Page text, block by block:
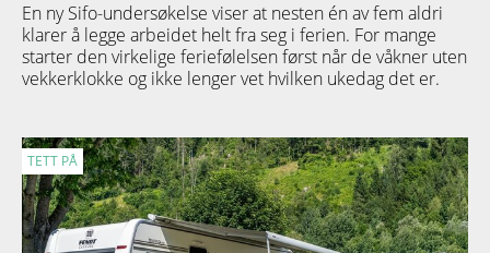
En ny Sifo-undersøkelse viser at nesten én av fem aldri
klarer å legge arbeidet helt fra seg i ferien. For mange
starter den virkelige feriefølelsen først når de våkner uten
vekkerklokke og ikke lenger vet hvilken ukedag det er.
TETT PÅ